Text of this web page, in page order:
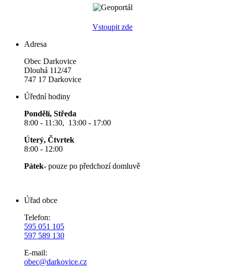
Vstoupit zde
Adresa
Obec Darkovice
Dlouhá 112/47
747 17 Darkovice
Úřední hodiny
Pondělí, Středa
8:00 - 11:30, 13:00 - 17:00
Úterý, Čtvrtek
8:00 - 12:00
Pátek- pouze po předchozí domluvě
Úřad obce
Telefon:
595 051 105
597 589 130
E-mail:
obec@darkovice.cz